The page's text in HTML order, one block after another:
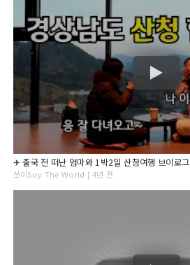
✈ 출국 전 떠난 엄마와 1박2일 산청여행 브이로그
쏘이Soy The World | 4년 전